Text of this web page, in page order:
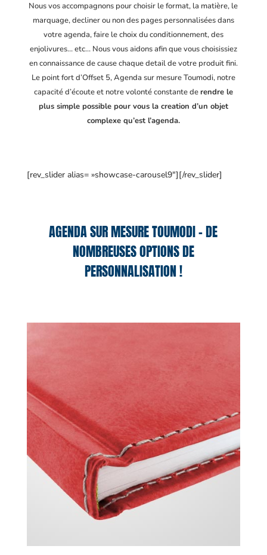
Nous vos accompagnons pour choisir le format, la matière, le
marquage, decliner ou non des pages personnalisées dans
votre agenda, faire le choix du conditionnement, des
enjolivures… etc… Nous vous aidons afin que vous choisissiez
en connaissance de cause chaque detail de votre produit fini.
Le point fort d’Offset 5, Agenda sur mesure Toumodi, notre
capacité d’écoute et notre volonté constante derendre le
plus simple possible pour vous la creation d’un objet
complexe qu’est l’agenda.
[rev_slider alias= »showcase-carousel9″][/rev_slider]
AGENDA SUR MESURE TOUMODI – DE
NOMBREUSES OPTIONS DE
PERSONNALISATION !